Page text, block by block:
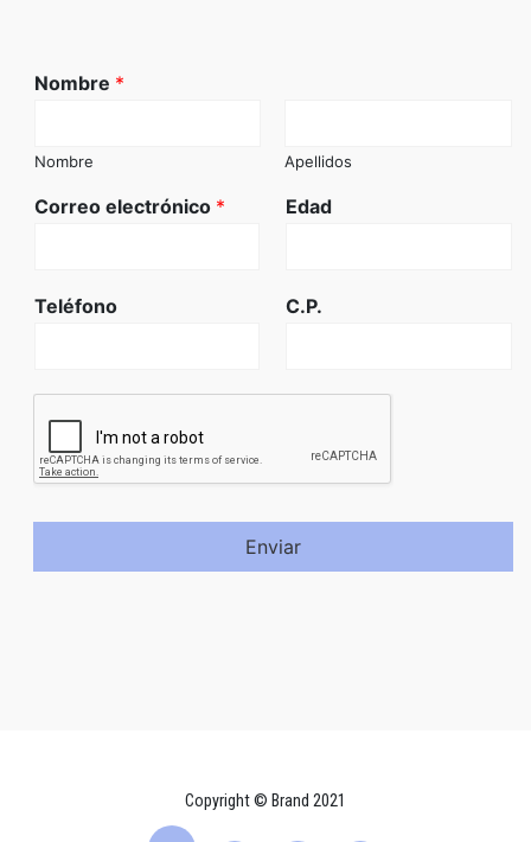
Nombre *
Nombre Apellidos
Correo electrónico * Edad
Teléfono C.P.
Enviar
Copyright © Brand 2021